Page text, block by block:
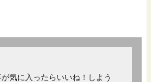
気に入ったらいいね！しよう